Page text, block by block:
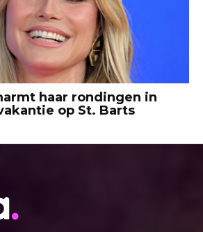
haar rondingen in
op St. Barts